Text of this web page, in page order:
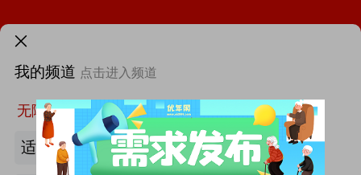
我的频道 点击进入频道
无障碍空间
适老化墙面/天花板
首页 找新闻 找厂商
第四届西安国际养老产业博览会